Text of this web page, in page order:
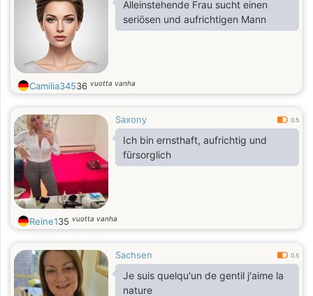
Alleinstehende Frau sucht einen
seriösen und aufrichtigen Mann
Camilia34536 vuotta vanha
Saxony 0.5
Ich bin ernsthaft, aufrichtig und
fürsorglich
Reine135 vuotta vanha
Sachsen 0.5
Je suis quelqu'un de gentil j'aime la
nature